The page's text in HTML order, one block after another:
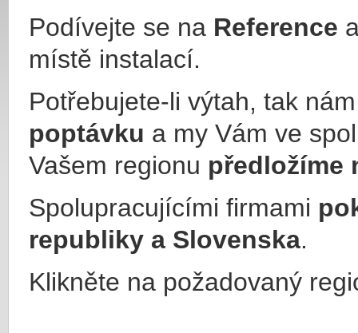
Podívejte se na Reference
místě instalací.
Potřebujete-li výtah, tak
poptávku a my Vám ve
Vašem regionu předložíme
Spolupracujícími firmami
republiky a Slovenska.
Klikněte na požadovaný